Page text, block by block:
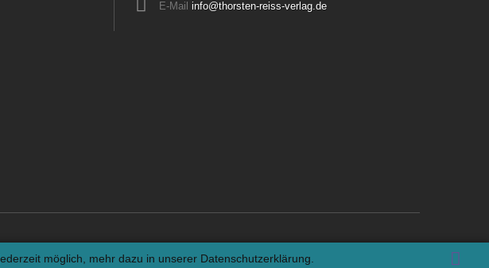
E-Mail info@thorsten-reiss-verlag.de
möglich, mehr dazu in unserer Datenschutzerklärung.